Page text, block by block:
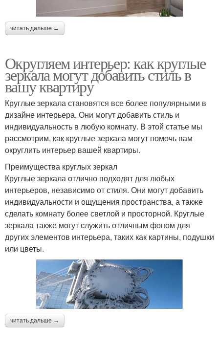
читать дальше →
Округляем интерьер: как круглые
зеркала могут добавить стиль в
вашу квартиру
Круглые зеркала становятся все более популярными в
дизайне интерьера. Они могут добавить стиль и
индивидуальность в любую комнату. В этой статье мы
рассмотрим, как круглые зеркала могут помочь вам
округлить интерьер вашей квартиры.
Преимущества круглых зеркал
Круглые зеркала отлично подходят для любых
интерьеров, независимо от стиля. Они могут добавить
индивидуальности и ощущения пространства, а также
сделать комнату более светлой и просторной. Круглые
зеркала также могут служить отличным фоном для
других элементов интерьера, таких как картины, подушки
или цветы.
читать дальше →